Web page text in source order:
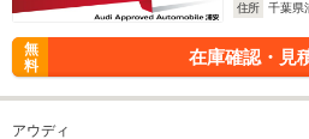
住所
千葉県
無
料
在庫確認・見
アウディ